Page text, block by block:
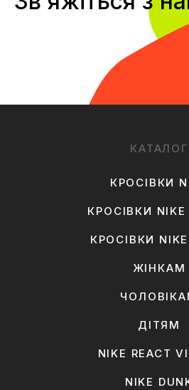
КАТАЛОГ
КРОСІВКИ
КРОСІВКИ NIKE
КРОСІВКИ NIKE
ЖІНКАМ
ДІТЯМ
NIKE REACT
NIKE